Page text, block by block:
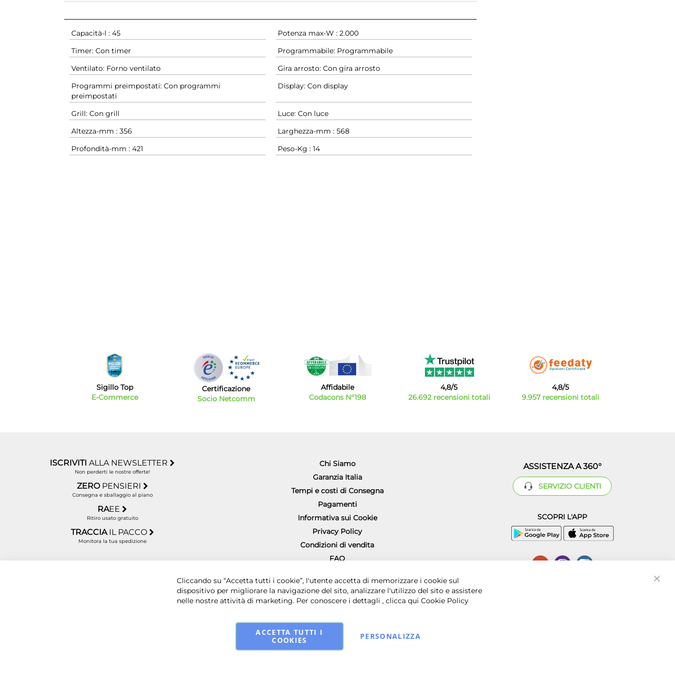
Capacità-l : 45
Potenza max-W : 2.000
Timer: Con timer
Programmabile: Programmabile
Ventilato: Forno ventilato
Gira arrosto: Con gira arrosto
Programmi preimpostati: Con programmi
preimpostati
Display: Con display
Grill: Con grill
Luce: Con luce
Altezza-mm : 356
Larghezza-mm : 568
Profondità-mm : 421
Peso-Kg : 14
Sigillo Top
E-Commerce
Certificazione
Socio Netcomm
Affidabile
Codacons N°198
4,8/5
26.692 recensioni totali
4,8/5
9.957 recensioni totali
ISCRIVITIALLA NEWSLETTER
Non perderti le nostre offerte!
ZERO PENSIERI
Consegna e sballaggio al piano
RAEE
Ritiro usato gratuito
TRACCIA IL PACCO
Monitora la tua spedizione
Chi Siamo
Garanzia Italia
Tempi e costi di Consegna
Pagamenti
Informativa sui Cookie
Privacy Policy
Condizioni di vendita
FAQ
ASSISTENZA A 360°
SERVIZIO CLIENTI
SCOPRI L'APP
Copyright © 2025 BYTECNO S.R.L. Cap. Soc. 50.000 € i.v. - Sede legale in via Principe di Piemonte 199, 80026 Casoria (NA) - P.I. 07016001211, C.C.I.A.A. Napoli, REA 856312.